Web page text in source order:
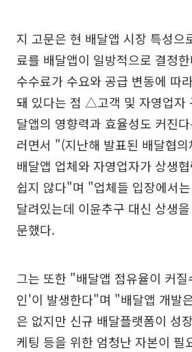
지 고문은 현 배달앱 시장 특성
료를 배달앱이 일방적으로 결정
수수료가 수요와 공급 변동에 따
돼 있다는 점 △고객 및 자영업자
달앱의 영향력과 효율성도 커진
러면서 "(지난해 발표된 배달협
배달앱 업체와 자영업자가 상생
쉽지 않다"며 "업체들 입장에서
달려있는데 이윤추구 대신 상생
문했다.
그는 또한 "배달앱 점유율이 커
인'이 발생한다"며 "배달앱 개발
은 없지만 신규 배달플랫폼이 성
케팅 등을 위한 엄청난 자본이 필